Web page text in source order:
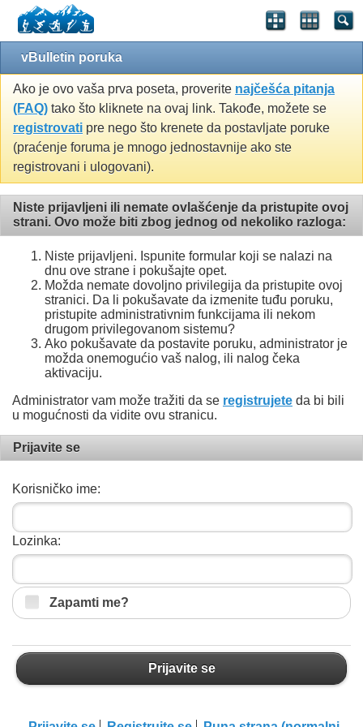
vBulletin poruka
Ako je ovo vaša prva poseta, proverite najčešća pitanja
(FAQ) tako što kliknete na ovaj link. Takođe, možete se
registrovati pre nego što krenete da postavljate poruke
(praćenje foruma je mnogo jednostavnije ako ste
registrovani i ulogovani).
Niste prijavljeni ili nemate ovlašćenje da pristupite ovoj
strani. Ovo može biti zbog jednog od nekoliko razloga:
Niste prijavljeni. Ispunite formular koji se nalazi na
dnu ove strane i pokušajte opet.
Možda nemate dovoljno privilegija da pristupite ovoj
stranici. Da li pokušavate da izmenite tuđu poruku,
pristupite administrativnim funkcijama ili nekom
drugom privilegovanom sistemu?
Ako pokušavate da postavite poruku, administrator je
možda onemogućio vaš nalog, ili nalog čeka
aktivaciju.
Administrator vam može tražiti da se registrujete da bi bili
u mogućnosti da vidite ovu stranicu.
Prijavite se
Korisničko ime:
Lozinka:
Zapamti me?
Prijavite se